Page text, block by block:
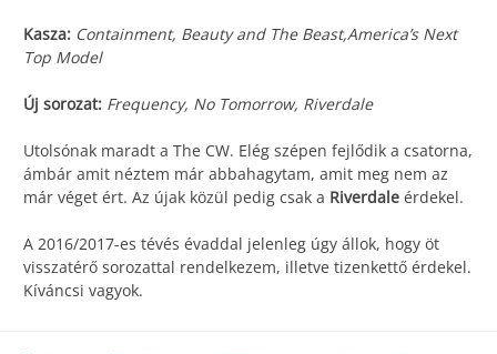
Kasza: Containment, Beauty and The Beast,America’s Next
Top Model
Új sorozat: Frequency, No Tomorrow, Riverdale
Utolsónak maradt a The CW. Elég szépen fejlődik a csatorna,
ámbár amit néztem már abbahagytam, amit meg nem az
már véget ért. Az újak közül pedig csak a Riverdale érdekel.
A 2016/2017-es tévés évaddal jelenleg úgy állok, hogy öt
visszatérő sorozattal rendelkezem, illetve tizenkettő érdekel.
Kíváncsi vagyok.